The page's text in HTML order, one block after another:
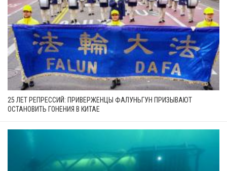
25 ЛЕТ РЕПРЕССИЙ: ПРИВЕРЖЕНЦЫ ФАЛУНЬГУН ПРИЗЫВАЮТ
ОСТАНОВИТЬ ГОНЕНИЯ В КИТАЕ